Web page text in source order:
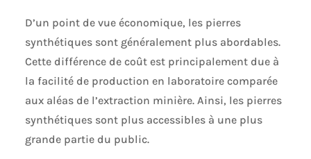
D’un point de vue économique, les pierres
synthétiques sont généralement plus abordables.
Cette différence de coût est principalement due à
la facilité de production en laboratoire comparée
aux aléas de l’extraction minière. Ainsi, les pierres
synthétiques sont plus accessibles à une plus
grande partie du public.